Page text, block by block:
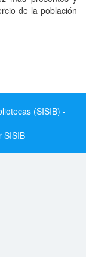
de la población
(SISIB) -
SISIB